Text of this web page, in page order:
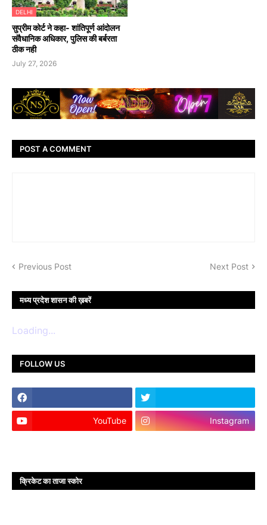
DELHI
सुप्रीम कोर्ट ने कहा- शांतिपूर्ण आंदोलन
संवैधानिक अधिकार, पुलिस की बर्बरता
ठीक नही
July 27, 2026
POST A COMMENT
Previous Post Next Post
मध्य प्रदेश शासन की ख़बरें
Loading...
FOLLOW US
YouTube Instagram
क्रिकेट का ताजा स्कोर